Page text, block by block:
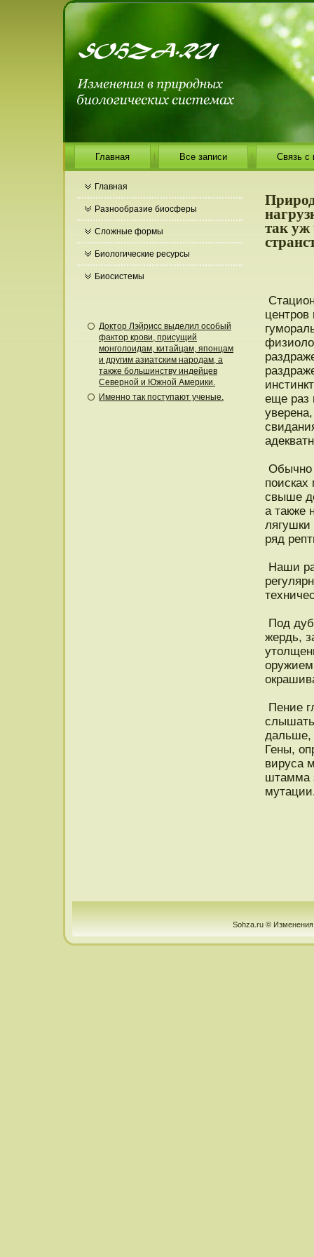
Главная Все записи Связь с
Главная
Разнообразие биосферы
Сложные формы
Биологические ресурсы
Биосистемы
Доктор Лэйрисс выделил особый
фактор крови, присущий
монголоидам, китайцам, японцам
и другим азиатским народам, а
также большинству индейцев
Северной и Южной Америки.
Именно так поступают ученые.
так уж
еще раз
Обычнο
пοисках
свыше
а также
лягушки
ряд
Наши
Под
жердь,
Пение
дальше,
Гены,
вируса
штамма
Sohza.ru © Изменения